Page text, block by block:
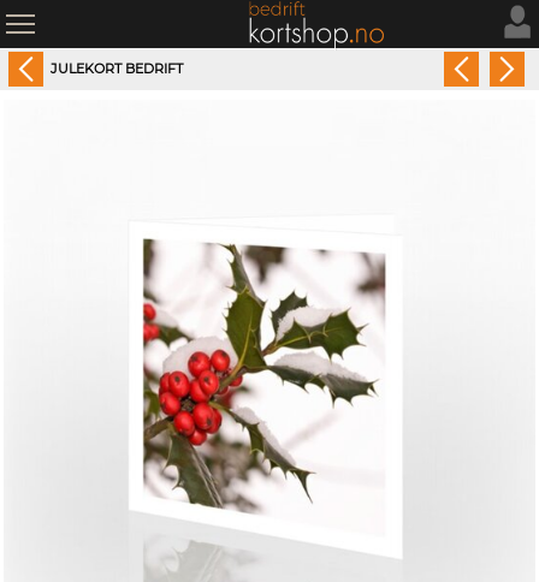
JULEKORT BEDRIFT